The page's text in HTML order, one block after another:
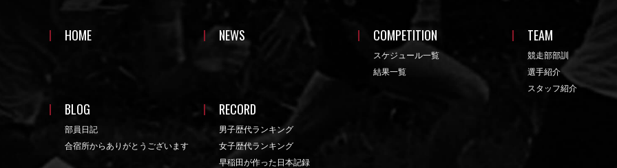
HOME NEWS COMPETITION
スケジュール一覧
結果一覧
TEAM
競走部部訓
選手紹介
スタッフ紹介
BLOG
部員日記
合宿所からありがとうございます
RECORD
男子歴代ランキング
女子歴代ランキング
早稲田が作った日本記録